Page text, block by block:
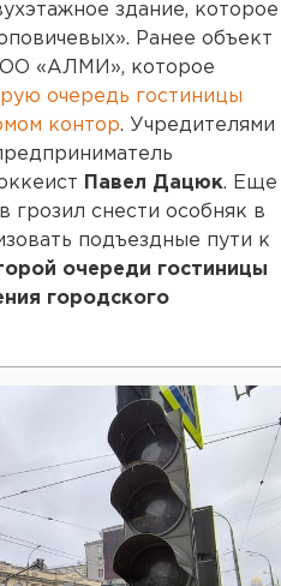
здание, которое
Ранее объект
«АЛМИ», которое
очередь гостиницы
контор. Учредителями
Павел Дацюк. Еще
грозил снести особняк в
подъездные пути к
очереди гостиницы
городского